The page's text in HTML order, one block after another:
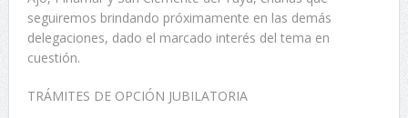
seguiremos brindando próximamente en las demás
delegaciones, dado el marcado interés del tema en
cuestión.
TRÁMITES DE OPCIÓN JUBILATORIA